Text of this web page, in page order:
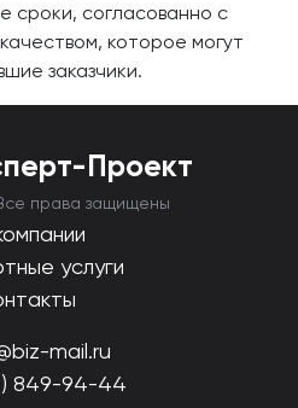
сроки, согласованно с
которое могут
заказчики.
Проект
права защищены
услуги
mail.ru
849-94-44